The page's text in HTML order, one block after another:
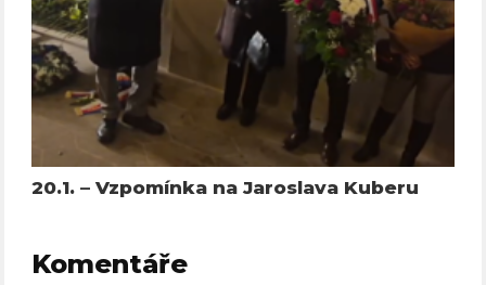
20.1. – Vzpomínka na Jaroslava Kuberu
Komentáře